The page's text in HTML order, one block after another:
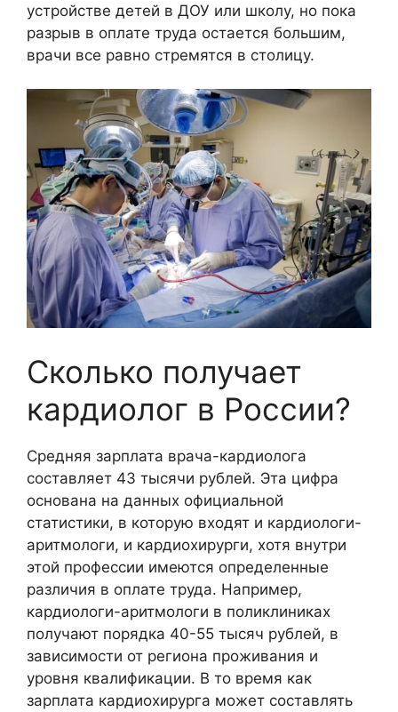
устройстве детей в ДОУ или школу, но пока
разрыв в оплате труда остается большим,
врачи все равно стремятся в столицу.
Сколько получает
кардиолог в России?
Средняя зарплата врача-кардиолога
составляет 43 тысячи рублей. Эта цифра
основана на данных официальной
статистики, в которую входят и кардиологи-
аритмологи, и кардиохирурги, хотя внутри
этой профессии имеются определенные
различия в оплате труда. Например,
кардиологи-аритмологи в поликлиниках
получают порядка 40-55 тысяч рублей, в
зависимости от региона проживания и
уровня квалификации. В то время как
зарплата кардиохирурга может составлять